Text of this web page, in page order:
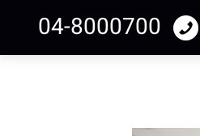
04-8000700